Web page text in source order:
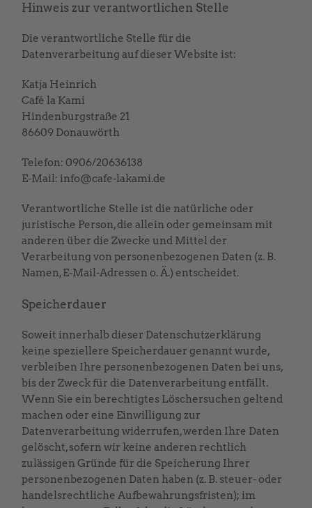
Hinweis zur verantwortlichen Stelle
Die verantwortliche Stelle für die
Datenverarbeitung auf dieser Website ist:
Katja Heinrich
Café la Kami
Hindenburgstraße 21
86609 Donauwörth
Telefon: 0906/20636138
E-Mail: info@cafe-lakami.de
Verantwortliche Stelle ist die natürliche oder
juristische Person, die allein oder gemeinsam mit
anderen über die Zwecke und Mittel der
Verarbeitung von personenbezogenen Daten (z. B.
Namen, E-Mail-Adressen o. Ä.) entscheidet.
Speicherdauer
Soweit innerhalb dieser Datenschutzerklärung
keine speziellere Speicherdauer genannt wurde,
verbleiben Ihre personenbezogenen Daten bei uns,
bis der Zweck für die Datenverarbeitung entfällt.
Wenn Sie ein berechtigtes Löschersuchen geltend
machen oder eine Einwilligung zur
Datenverarbeitung widerrufen, werden Ihre Daten
gelöscht, sofern wir keine anderen rechtlich
zulässigen Gründe für die Speicherung Ihrer
personenbezogenen Daten haben (z. B. steuer- oder
handelsrechtliche Aufbewahrungsfristen); im